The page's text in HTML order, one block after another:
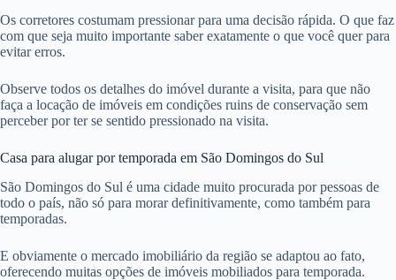
Os corretores costumam pressionar para uma decisão rápida. O que faz
com que seja muito importante saber exatamente o que você quer para
evitar erros.
Observe todos os detalhes do imóvel durante a visita, para que não
faça a locação de imóveis em condições ruins de conservação sem
perceber por ter se sentido pressionado na visita.
Casa para alugar por temporada em São Domingos do Sul
São Domingos do Sul é uma cidade muito procurada por pessoas de
todo o país, não só para morar definitivamente, como também para
temporadas.
E obviamente o mercado imobiliário da região se adaptou ao fato,
oferecendo muitas opções de imóveis mobiliados para temporada.